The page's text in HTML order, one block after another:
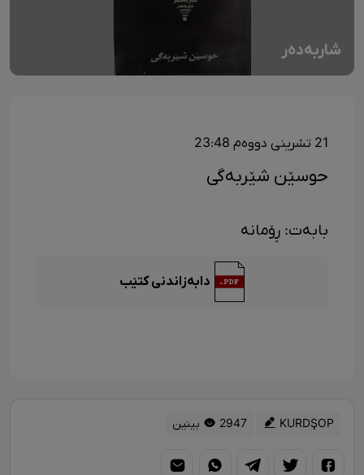
شاربەدەر
21 تشرینی دووەم 23:48
حوسێن شێربەگی
بابەت: ڕۆمانە
دابەزاندنی کتێب
KURDŞOP 2947 بینین